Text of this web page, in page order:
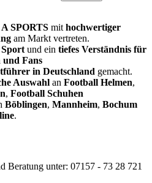
SPORTS mit hochwertiger
am Markt vertreten.
und ein tiefes Verständnis für
und Fans
in Deutschland gemacht.
Auswahl an Football Helmen,
, Football Schuhen
Böblingen, Mannheim, Bochum
.
Beratung unter: 07157 - 73 28 721